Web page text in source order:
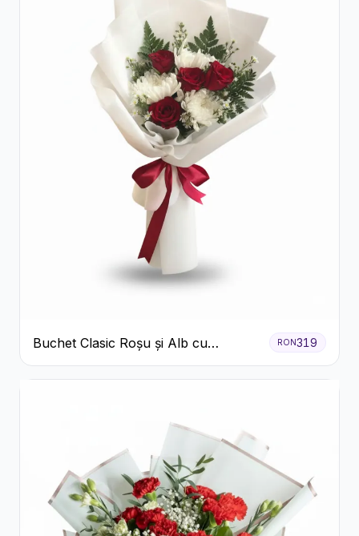
Buchet Clasic Roșu și Alb cu
Crizanteme
RON319